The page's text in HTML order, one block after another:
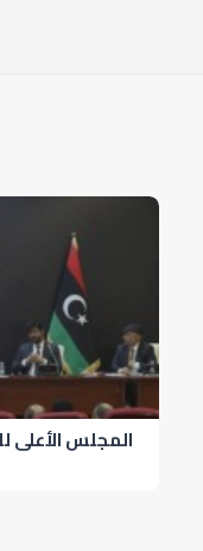
المجلس الأعلى